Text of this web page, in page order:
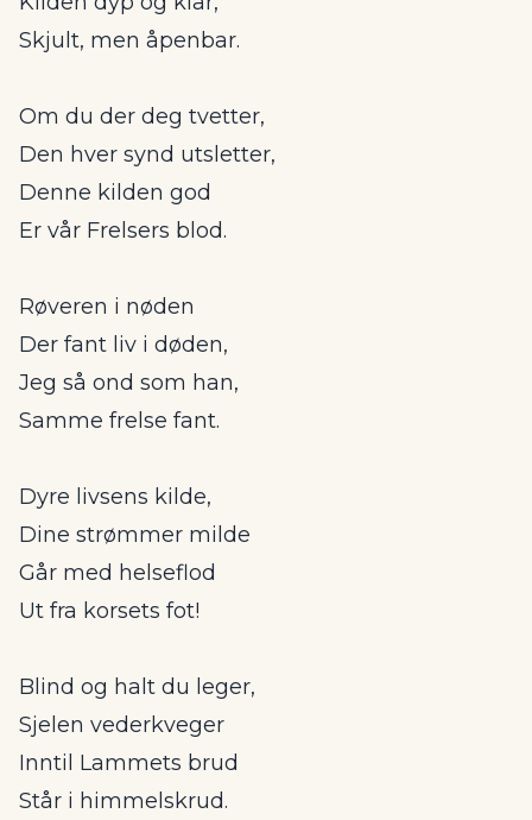
Skjult, men åpenbar.
Om du der deg tvetter,
Den hver synd utsletter,
Denne kilden god
Er vår Frelsers blod.
Røveren i nøden
Der fant liv i døden,
Jeg så ond som han,
Samme frelse fant.
Dyre livsens kilde,
Dine strømmer milde
Går med helseflod
Ut fra korsets fot!
Blind og halt du leger,
Sjelen vederkveger
Inntil Lammets brud
Står i himmelskrud.